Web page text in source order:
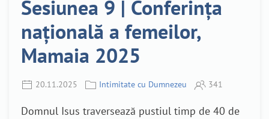
Sesiunea 9 | Conferința
națională a femeilor,
Mamaia 2025
20.11.2025 Intimitate cu Dumnezeu 341
Domnul Isus traversează pustiul timp de 40 de